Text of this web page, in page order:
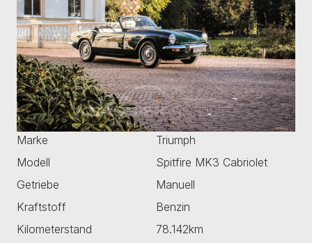
Marke
Triumph
Modell
Spitfire MK3 Cabriolet
Getriebe
Manuell
Kraftstoff
Benzin
Kilometerstand
78.142km